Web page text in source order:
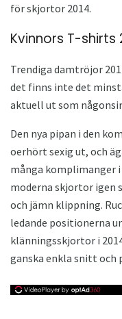
för skjortor 2014.
Kvinnors T-shirts
Trendiga damtröjor
det finns inte det
aktuell ut som
Den nya pipan i den
oerhört sexig ut, och
många komplimanger i
moderna skjortor igen
och jämn klippning.
ledande positionerna
klänningsskjortor i
ganska enkla snitt och